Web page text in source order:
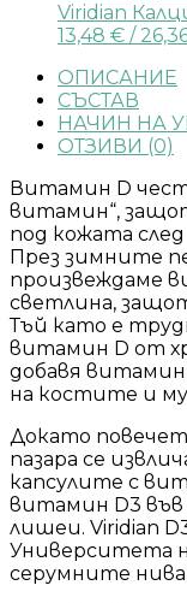
Viridian
13,48 € /
ОПИСАНИЕ
СЪСТАВ
НАЧИН НА
ОТЗИВИ (0)
Витамин D
витамин“,
под кожата след
През зимните
произвеждаме
светлина,
Тъй като е
витамин D от
добавя витамин
на костите и
Докато
пазара се
капсулите с
витамин D3 във
лишеи. Viridian
Университета
серумните